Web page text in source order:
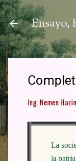
Ensayo,
Ing. Nemen
La
la